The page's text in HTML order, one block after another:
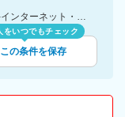
[職種]その他クリエイティブ系職種 [業種]印刷-インターネット・広告・メディア業界 [こだわり条件ピックアップ]年間休日120日以上 [詳細条件](休日・働き方)年間休日120日以上
をいつでもチェック
この条件を保存